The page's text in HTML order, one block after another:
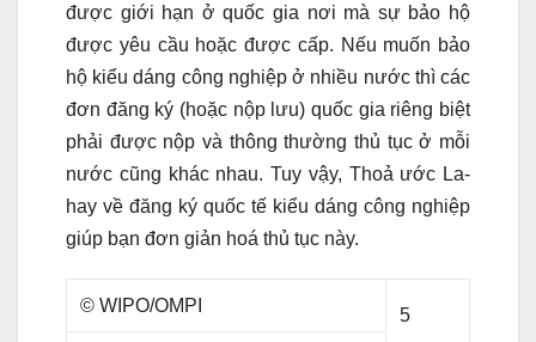
được giới hạn ở quốc gia nơi mà sự bảo hộ
được yêu cầu hoặc được cấp. Nếu muốn bảo
hộ kiểu dáng công nghiệp ở nhiều nước thì các
đơn đăng ký (hoặc nộp lưu) quốc gia riêng biệt
phải được nộp và thông thường thủ tục ở mỗi
nước cũng khác nhau. Tuy vậy, Thoả ước La-
hay về đăng ký quốc tế kiểu dáng công nghiệp
giúp bạn đơn giản hoá thủ tục này.
© WIPO/OMPI 5